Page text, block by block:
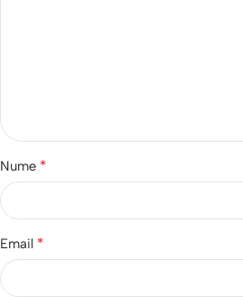
Nume *
Email *